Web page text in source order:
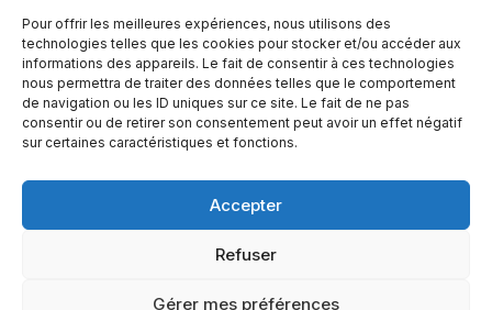
Pour offrir les meilleures expériences, nous utilisons des
technologies telles que les cookies pour stocker et/ou accéder aux
informations des appareils. Le fait de consentir à ces technologies
nous permettra de traiter des données telles que le comportement
de navigation ou les ID uniques sur ce site. Le fait de ne pas
consentir ou de retirer son consentement peut avoir un effet négatif
sur certaines caractéristiques et fonctions.
Accepter
Refuser
Gérer mes préférences
Vous pouvez vous désabonner à tout
moment si vous le désirez.
Chargement…
H1Y 2J9 Canada